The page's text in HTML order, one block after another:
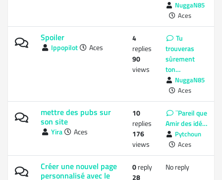
NuggaN85
Aces
Spoiler
Ippopilot Aces
4
replies
90
views
Tu
trouveras
sûrement
ton…
NuggaN85
Aces
mettre des pubs sur
son site
Yira Aces
10
replies
176
views
¨Pareil que
Amir des idé…
Pytchoun
Aces
Créer une nouvel page
personnalisé avec le
0reply
28
No reply